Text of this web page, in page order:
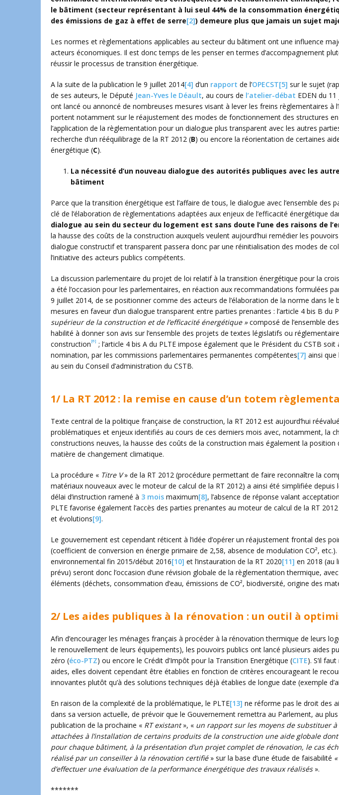
le bâtiment (secteur représentant à lui seul 44% de la consommation
des émissions de gaz à effet de serre[2]) demeure plus que jamais un sujet
Les normes et règlementations applicables au secteur du bâtiment ont une influence
acteurs économiques. Il est donc temps de les penser en termes d’accompagnement
réussir le processus de transition énergétique.
A la suite de la publication le 9 juillet 2014[4] d’un rapport de l’OPECST[5] sur le sujet
de ses auteurs, le Député Jean-Yves le Déault, au cours de l’atelier-débat EDEN du
ont lancé ou annoncé de nombreuses mesures visant à lever les freins règlementaires à
portent notamment sur le réajustement des modes de fonctionnement des structures
l’application de la règlementation pour un dialogue plus transparent avec les autres
recherche d’un rééquilibrage de la RT 2012 (B) ou encore la réorientation de certaines
énergétique (C).
La nécessité d’un nouveau dialogue des autorités publiques avec les
bâtiment
Parce que la transition énergétique est l’affaire de tous, le dialogue avec l’ensemble des
clé de l’élaboration de règlementations adaptées aux enjeux de l’efficacité énergétique
dialogue au sein du secteur du logement est sans doute l’une des raisons de
la hausse des coûts de la construction auxquels veulent aujourd’hui remédier les pouvoirs
dialogue constructif et transparent passera donc par une réinitialisation des modes de
l’initiative des acteurs publics compétents.
La discussion parlementaire du projet de loi relatif à la transition énergétique pour la
a été l’occasion pour les parlementaires, en réaction aux recommandations formulées
9 juillet 2014, de se positionner comme des acteurs de l’élaboration de la norme dans le
mesures en faveur d’un dialogue transparent entre parties prenantes : l’article 4 bis B du
supérieur de la construction et de l’efficacité énergétique»composé de l’ensemble
habilité à donner son avis sur l’ensemble des projets de textes législatifs ou
construction [6] ; l’article 4 bis A du PLTE impose également que le Président du CSTB
nomination, par les commissions parlementaires permanentes compétentes[7] ainsi que
au sein du Conseil d’administration du CSTB.
1/ La RT 2012 : la remise en cause d’un totem
Texte central de la politique française de construction, la RT 2012 est aujourd’hui
problématiques et enjeux identifiés au cours de ces derniers mois avec, notamment, la
constructions neuves, la hausse des coûts de la construction mais également la position
matière de changement climatique.
La procédure « Titre V» de la RT 2012 (procédure permettant de faire reconnaître la
matériaux nouveaux avec le moteur de calcul de la RT 2012) a ainsi été simplifiée depuis
délai d’instruction ramené à 3 mois maximum[8], l’absence de réponse valant
PLTE favorise également l’accès des parties prenantes au moteur de calcul de la RT
et évolutions[9].
Le gouvernement est cependant réticent à l’idée d’opérer un réajustement frontal des
(coefficient de conversion en énergie primaire de 2,58, absence de modulation CO²,
environnemental fin 2015/début 2016[10] et l’instauration de la RT 2020[11] en 2018 (au
prévu) seront donc l’occasion d’une révision globale de la règlementation thermique,
éléments (déchets, consommation d’eau, émissions de CO², biodiversité, origine des
2/ Les aides publiques à la rénovation : un outil à
Afin d’encourager les ménages français à procéder à la rénovation thermique de leurs
le renouvellement de leurs équipements), les pouvoirs publics ont lancé plusieurs aides
zéro (éco-PTZ) ou encore le Crédit d’Impôt pour la Transition Energétique (CITE). S’il
aides, elles doivent cependant être établies en fonction de critères encourageant le
innovantes plutôt qu’à des solutions techniques déjà établies de longue date (exemple
En raison de la complexité de la problématique, le PLTE[13] ne réforme pas le droit des
dans sa version actuelle, de prévoir que le Gouvernement remettra au Parlement, au
publication de la prochaine « RT existant», « un rapport sur les moyens de substituer à
attachées à l’installation de certains produits de la construction une aide globale
pour chaque bâtiment, à la présentation d’un projet complet de rénovation, le cas
réalisé par un conseiller à la rénovation certifié» sur la base d’une étude de faisabilité
d’effectuer une évaluation de la performance énergétique des travaux réalisés».
*******